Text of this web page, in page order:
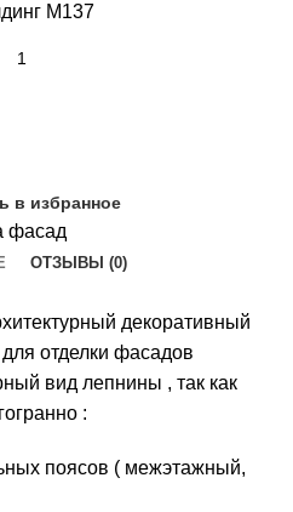
М137
в избранное
фасад
ОТЗЫВЫ (0)
декоративный
отделки фасадов
вид лепнины , так как
:
поясов ( межэтажный,